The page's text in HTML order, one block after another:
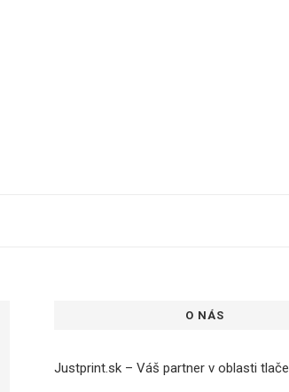
O NÁS
Justprint.sk – Váš partner v oblasti tlače